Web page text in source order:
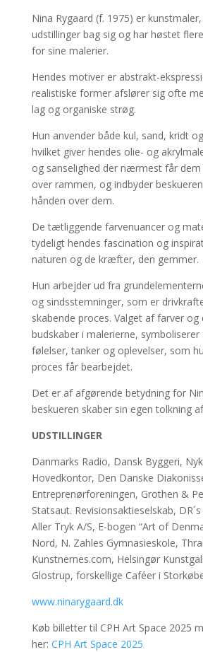
Nina Rygaard (f. 1975) er
udstillinger bag sig og har høstet
for sine malerier.
Hendes motiver er abstrakt-
realistiske former afslører sig ofte
lag og organiske strøg.
Hun anvender både kul, sand, kridt
hvilket giver hendes olie- og
og sanselighed der nærmest får
over rammen, og indbyder
hånden over dem.
De tætliggende farvenuancer og
tydeligt hendes fascination og
naturen og de kræfter, den gemmer.
Hun arbejder ud fra
og sindsstemninger, som er
skabende proces. Valget af farver og
budskaber i malerierne, symboliserer
følelser, tanker og oplevelser, som
proces får bearbejdet.
Det er af afgørende betydning for
beskueren skaber sin egen tolkning
UDSTILLINGER
Danmarks Radio, Dansk Byggeri,
Hovedkontor, Den Danske
Entreprenørforeningen, Grothen &
Statsaut. Revisionsaktieselskab,
Aller Tryk A/S, E-bogen “Art of
Nord, N. Zahles Gymnasieskole,
Kunstnernes.com, Helsingør
Glostrup, forskellige Caféer i
www.ninarygaard.dk
Køb billetter til CPH Art Space 2025
her: CPH Art Space 2025